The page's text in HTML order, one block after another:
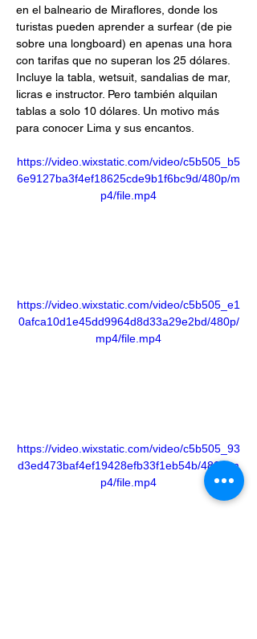
en el balneario de Miraflores, donde los
turistas pueden aprender a surfear (de pie
sobre una longboard) en apenas una hora
con tarifas que no superan los 25 dólares.
Incluye la tabla, wetsuit, sandalias de mar,
licras e instructor. Pero también alquilan
tablas a solo 10 dólares. Un motivo más
para conocer Lima y sus encantos.
https://video.wixstatic.com/video/c5b505_b5
6e9127ba3f4ef18625cde9b1f6bc9d/480p/m
p4/file.mp4
https://video.wixstatic.com/video/c5b505_e1
0afca10d1e45dd9964d8d33a29e2bd/480p/
mp4/file.mp4
https://video.wixstatic.com/video/c5b505_93
d3ed473baf4ef19428efb33f1eb54b/480p/m
p4/file.mp4